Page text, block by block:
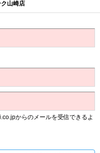
山崎店
からのメールを受信できるよ